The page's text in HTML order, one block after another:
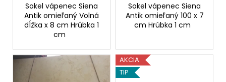
Sokel vápenec Siena
Antik omieľaný Volná
dĺžka x 8 cm Hrúbka 1
cm
Sokel vápenec Siena
Antik omieľaný 100 x 7
cm Hrúbka 1 cm
AKCIA
TIP
O
d